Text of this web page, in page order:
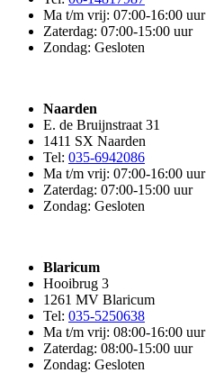
Ma t/m vrij: 07:00-16:00 uur
Zaterdag: 07:00-15:00 uur
Zondag: Gesloten
Naarden
E. de Bruijnstraat 31
1411 SX Naarden
Tel: 035-6942086
Ma t/m vrij: 07:00-16:00 uur
Zaterdag: 07:00-15:00 uur
Zondag: Gesloten
Blaricum
Hooibrug 3
1261 MV Blaricum
Tel: 035-5250638
Ma t/m vrij: 08:00-16:00 uur
Zaterdag: 08:00-15:00 uur
Zondag: Gesloten